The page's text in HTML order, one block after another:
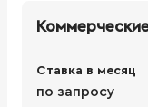
Ставка в месяц
по запросу